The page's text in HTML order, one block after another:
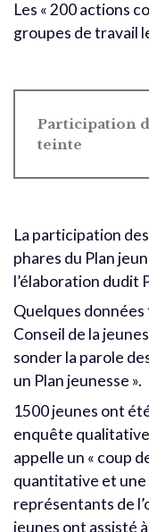
Les « 200 actions
groupes de travail
Participation
teinte
La participation
phares du Plan
l’élaboration dudit
Quelques données
Conseil de la
sonder la parole
un Plan jeunesse ».
1500 jeunes ont
enquête
appelle un « coup
quantitative et une
représentants de
jeunes ont assisté